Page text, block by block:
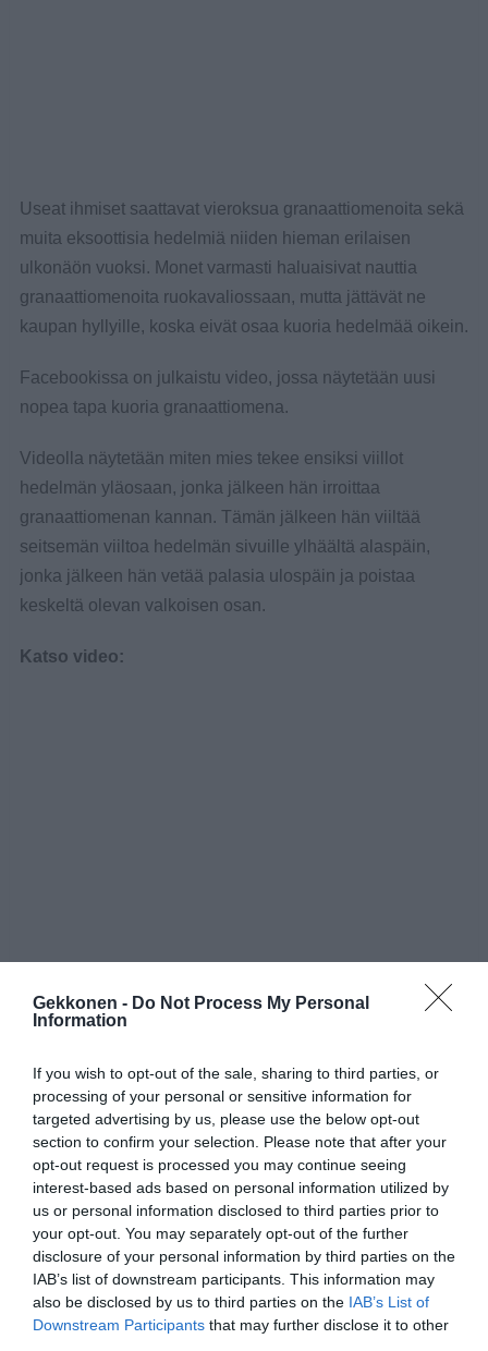
Gekkonen - Do Not Process My Personal
Information
If you wish to opt-out of the sale, sharing to third parties, or
processing of your personal or sensitive information for
targeted advertising by us, please use the below opt-out
section to confirm your selection. Please note that after your
opt-out request is processed you may continue seeing
interest-based ads based on personal information utilized by
us or personal information disclosed to third parties prior to
your opt-out. You may separately opt-out of the further
disclosure of your personal information by third parties on the
IAB’s list of downstream participants. This information may
also be disclosed by us to third parties on the IAB’s List of
Downstream Participants that may further disclose it to other
Useat ihmiset saattavat vieroksua granaattiomenoita sekä
muita eksoottisia hedelmiä niiden hieman erilaisen
ulkonäön vuoksi. Monet varmasti haluaisivat nauttia
granaattiomenoita ruokavaliossaan, mutta jättävät ne
kaupan hyllyille, koska eivät osaa kuoria hedelmää oikein.
Facebookissa on julkaistu video, jossa näytetään uusi
nopea tapa kuoria granaattiomena.
Videolla näytetään miten mies tekee ensiksi viillot
hedelmän yläosaan, jonka jälkeen hän irroittaa
granaattiomenan kannan. Tämän jälkeen hän viiltää
seitsemän viiltoa hedelmän sivuille ylhäältä alaspäin,
jonka jälkeen hän vetää palasia ulospäin ja poistaa
keskeltä olevan valkoisen osan.
Katso video: